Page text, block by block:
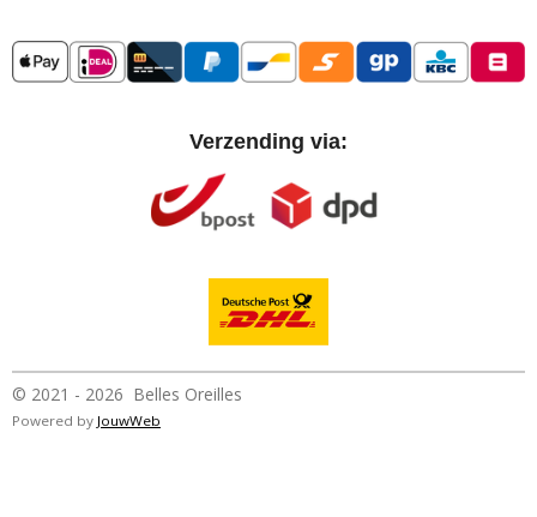
Verzending via:
© 2021 - 2026 Belles Oreilles
Powered by JouwWeb